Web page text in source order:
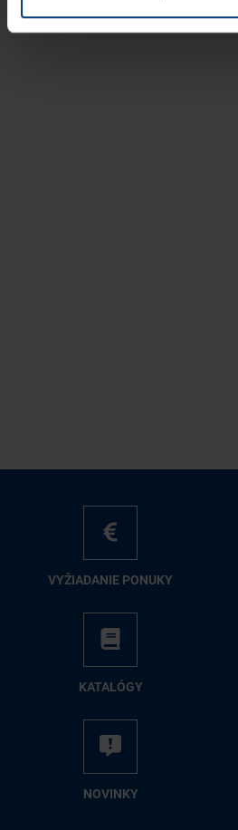
VY­ŽIA­DA­NIE PO­NU­KY
KA­TA­LÓ­GY
NO­VIN­KY